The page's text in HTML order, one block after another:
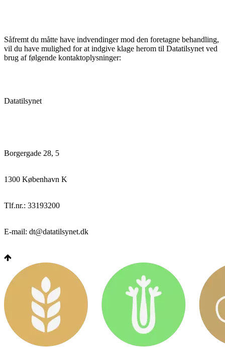
Såfremt du måtte have indvendinger mod den foretagne behandling,
vil du have mulighed for at indgive klage herom til Datatilsynet ved
brug af følgende kontaktoplysninger:
Datatilsynet
Borgergade 28, 5
1300 København K
Tlf.nr.: 33193200
E-mail: dt@datatilsynet.dk